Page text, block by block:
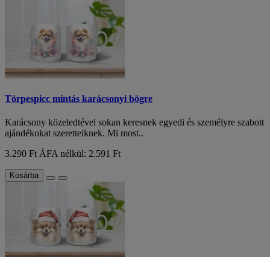
Törpespicc mintás karácsonyi bögre
Karácsony közeledtével sokan keresnek egyedi és személyre szabott
ajándékokat szeretteiknek. Mi most..
3.290 FtÁFA nélkül: 2.591 Ft
Kosárba